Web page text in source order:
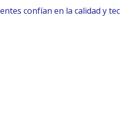
confían en la calidad y